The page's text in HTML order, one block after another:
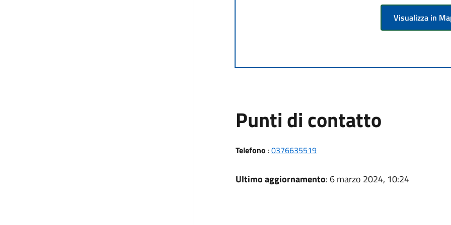
Visualizza in
Punti di contatto
Telefono :0376635519
Ultimo aggiornamento: 6 marzo 2024, 10:24